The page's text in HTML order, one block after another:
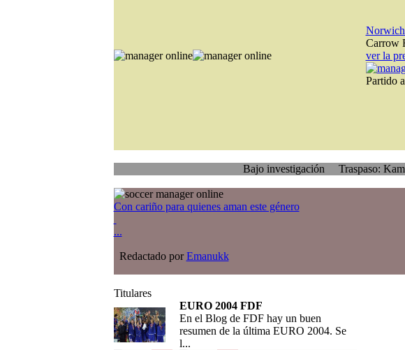
Carrow
ver la
Partido
Bajo investigación Traspaso: Kamil Zoidl,
Con cariño para quienes aman este género
...
Redactado porEmanukk
Titulares
EURO 2004 FDF
En el Blog de FDF hay un buen
resumen de la última EURO 2004. Se
l...